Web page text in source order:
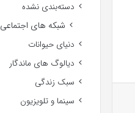
دسته‌بندی نشده
شبکه های اجتماعی
دنیای حیوانات
دیالوگ های ماندگار
سبک زندگی
سینما و تلویزیون